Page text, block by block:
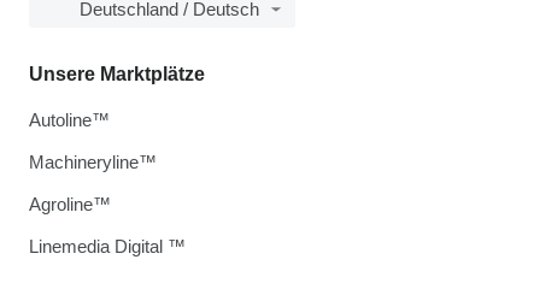
Deutschland / Deutsch
Unsere Marktplätze
Autoline™
Machineryline™
Agroline™
Linemedia Digital ™